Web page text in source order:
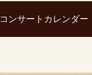
コンサートカレンダー